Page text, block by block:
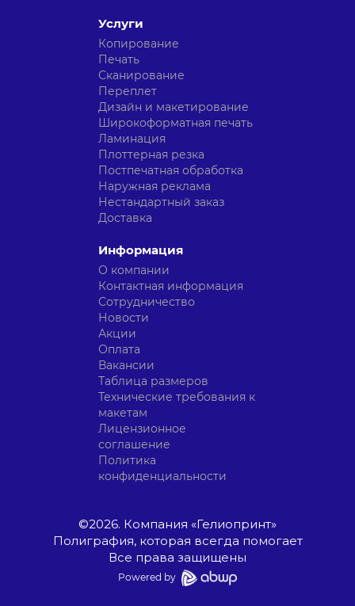
Услуги
Копирование
Печать
Сканирование
Переплет
Дизайн и макетирование
Широкоформатная печать
Ламинация
Плоттерная резка
Постпечатная обработка
Наружная реклама
Нестандартный заказ
Доставка
Информация
О компании
Контактная информация
Сотрудничество
Новости
Акции
Оплата
Вакансии
Таблица размеров
Технические требования к
макетам
Лицензионное
соглашение
Политика
конфиденциальности
©2026. Компания «Гелиопринт»
Полиграфия, которая всегда помогает
Все права защищены
Powered by